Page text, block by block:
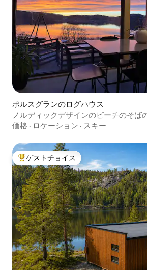
ポルスグランのログハウス
ノルディックデザインのビーチのそば
境！
価格 · ロケーション · スキー
大好評のゲストチョイスです。
ゲストチョイス